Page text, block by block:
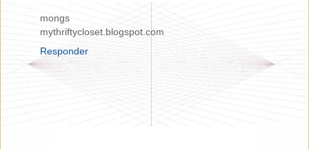
mongs
mythriftycloset.blogspot.com
Responder